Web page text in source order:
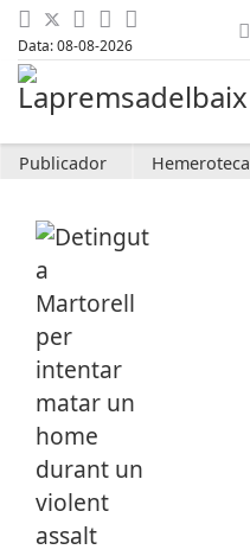
Data: 08-08-2026
Publicador Hemeroteca